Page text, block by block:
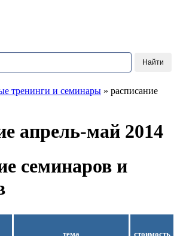
тренинги и семинары » расписание
апрель-май 2014
семинаров и
тема стоимость